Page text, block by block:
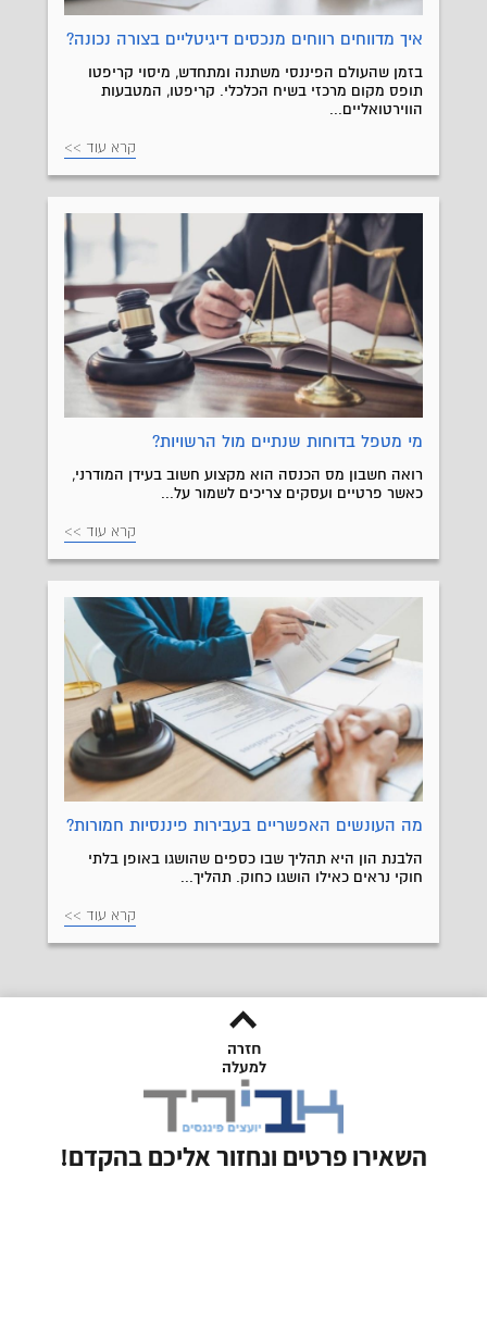
איך מדווחים רווחים מנכסים דיגיטליים בצורה נכונה?
בזמן שהעולם הפיננסי משתנה ומתחדש, מיסוי קריפטו
תופס מקום מרכזי בשיח הכלכלי. קריפטו, המטבעות
הווירטואליים...
קרא עוד >>
מי מטפל בדוחות שנתיים מול הרשויות?
רואה חשבון מס הכנסה הוא מקצוע חשוב בעידן המודרני,
כאשר פרטיים ועסקים צריכים לשמור על...
קרא עוד >>
מה העונשים האפשריים בעבירות פיננסיות חמורות?
הלבנת הון היא תהליך שבו כספים שהושגו באופן בלתי
חוקי נראים כאילו הושגו כחוק. תהליך...
קרא עוד >>
חזרה
למעלה
השאירו פרטים ונחזור אליכם בהקדם!